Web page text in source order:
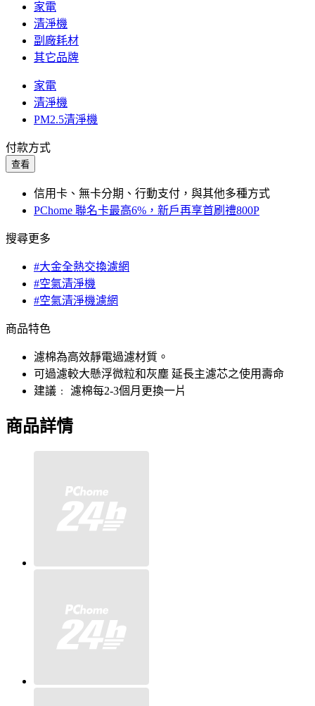
家電
清淨機
副廠耗材
其它品牌
家電
清淨機
PM2.5清淨機
付款方式
查看
信用卡、無卡分期、行動支付，與其他多種方式
PChome 聯名卡最高6%，新戶再享首刷禮800P
搜尋更多
#大金全熱交換濾網
#空氣清淨機
#空氣清淨機濾網
商品特色
濾棉為高效靜電過濾材質。
可過濾較大懸浮微粒和灰塵 延長主濾芯之使用壽命
建議﹕ 濾棉每2-3個月更換一片
商品詳情